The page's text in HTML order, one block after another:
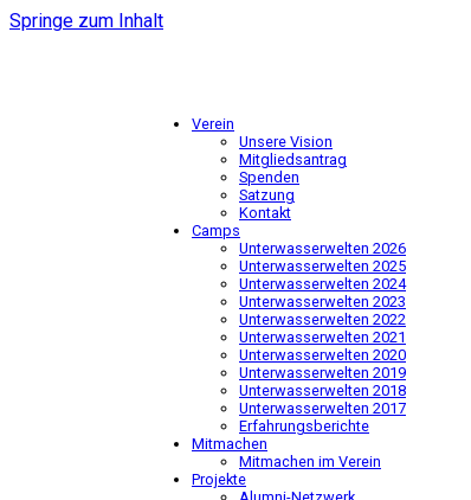
Springe zum Inhalt
Verein
Unsere Vision
Mitgliedsantrag
Spenden
Satzung
Kontakt
Camps
Unterwasserwelten 2026
Unterwasserwelten 2025
Unterwasserwelten 2024
Unterwasserwelten 2023
Unterwasserwelten 2022
Unterwasserwelten 2021
Unterwasserwelten 2020
Unterwasserwelten 2019
Unterwasserwelten 2018
Unterwasserwelten 2017
Erfahrungsberichte
Mitmachen
Mitmachen im Verein
Projekte